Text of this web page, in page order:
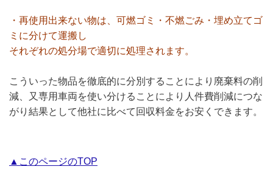
・再使用出来ない物は、可燃ゴミ・不燃ごみ・埋め立てゴ
ミに分けて運搬し
それぞれの処分場で適切に処理されます。
こういった物品を徹底的に分別することにより廃棄料の削
減、又専用車両を使い分けることにより人件費削減につな
がり結果として他社に比べて回収料金をお安くできます。
▲このページのTOP